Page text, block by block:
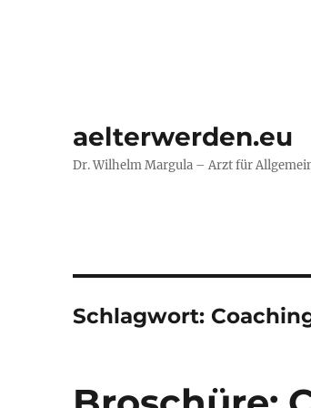
aelterwerden.eu
Dr. Wilhelm Margula – Arzt für
Schlagwort: